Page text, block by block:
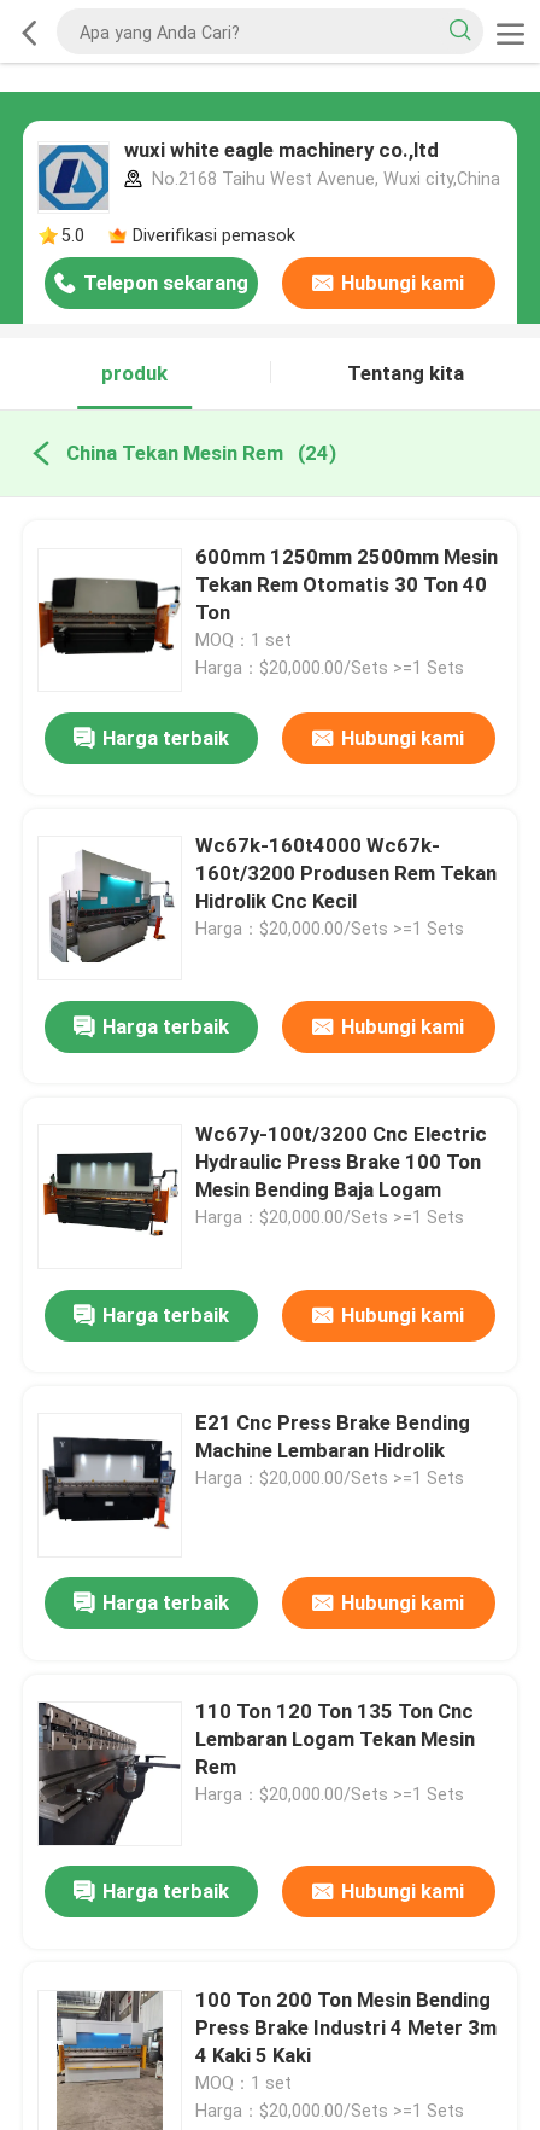
wuxi white eagle machinery co.,ltd
No.2168 Taihu West Avenue, Wuxi city,China
5.0 Diverifikasi pemasok
Telepon sekarang Hubungi kami
produk Tentang kita
China Tekan Mesin Rem (24)
600mm 1250mm 2500mm Mesin
Tekan Rem Otomatis 30 Ton 40
Ton
MOQ：1 set
Harga：$20,000.00/Sets >=1 Sets
Harga terbaik Hubungi kami
Wc67k-160t4000 Wc67k-
160t/3200 Produsen Rem Tekan
Hidrolik Cnc Kecil
Harga：$20,000.00/Sets >=1 Sets
Harga terbaik Hubungi kami
Wc67y-100t/3200 Cnc Electric
Hydraulic Press Brake 100 Ton
Mesin Bending Baja Logam
Harga：$20,000.00/Sets >=1 Sets
Harga terbaik Hubungi kami
E21 Cnc Press Brake Bending
Machine Lembaran Hidrolik
Harga：$20,000.00/Sets >=1 Sets
Harga terbaik Hubungi kami
110 Ton 120 Ton 135 Ton Cnc
Lembaran Logam Tekan Mesin
Rem
Harga：$20,000.00/Sets >=1 Sets
Harga terbaik Hubungi kami
100 Ton 200 Ton Mesin Bending
Press Brake Industri 4 Meter 3m
4 Kaki 5 Kaki
MOQ：1 set
Harga：$20,000.00/Sets >=1 Sets